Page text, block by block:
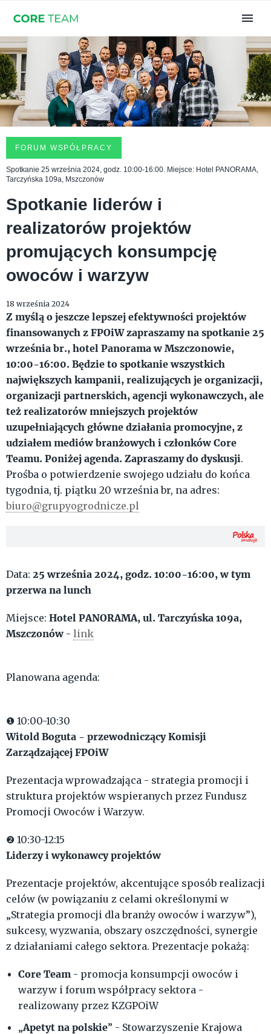
FORUM WSPÓŁPRACY
Spotkanie 25 września 2024, godz. 10:00-16:00. Miejsce: Hotel PANORAMA,
Tarczyńska 109a, Mszczonów
Spotkanie liderów i
realizatorów projektów
promujących konsumpcję
owoców i warzyw
18 września 2024
Z myślą o jeszcze lepszej efektywności projektów
finansowanych z FPOiW zapraszamy na spotkanie 25
września br., hotel Panorama w Mszczonowie,
10:00-16:00. Będzie to spotkanie wszystkich
największych kampanii, realizujących je organizacji,
organizacji partnerskich, agencji wykonawczych, ale
też realizatorów mniejszych projektów
uzupełniających główne działania promocyjne, z
udziałem mediów branżowych i członków Core
Teamu. Poniżej agenda. Zapraszamy do dyskusji.
Prośba o potwierdzenie swojego udziału do końca
tygodnia, tj. piątku 20 września br, na adres:
biuro@grupyogrodnicze.pl
Data: 25 września 2024, godz. 10:00-16:00, w tym
przerwa na lunch
Miejsce: Hotel PANORAMA, ul. Tarczyńska 109a,
Mszczonów - link
Planowana agenda:
❶ 10:00-10:30
Witold Boguta - przewodniczący Komisji
Zarządzającej FPOiW
Prezentacja wprowadzająca - strategia promocji i
struktura projektów wspieranych przez Fundusz
Promocji Owoców i Warzyw.
❷ 10:30-12:15
Liderzy i wykonawcy projektów
Prezentacje projektów, akcentujące sposób realizacji
celów (w powiązaniu z celami określonymi w
„Strategia promocji dla branży owoców i warzyw”),
sukcesy, wyzwania, obszary oszczędności, synergie
z działaniami całego sektora. Prezentacje pokażą:
Core Team - promocja konsumpcji owoców i
warzyw i forum współpracy sektora -
realizowany przez KZGPOiW
„Apetyt na polskie” - Stowarzyszenie Krajowa